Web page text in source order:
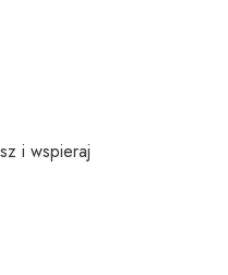
i wspieraj